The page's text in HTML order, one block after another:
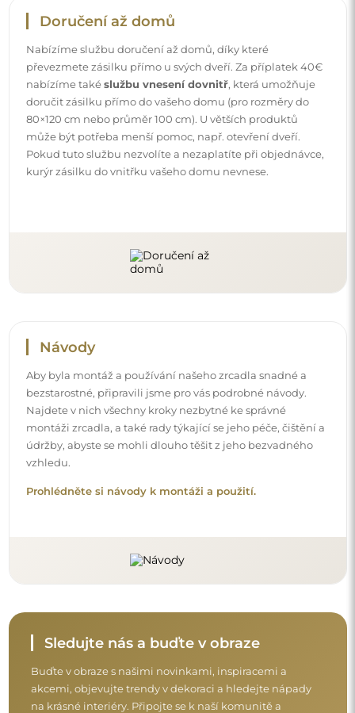
Doručení až domů
Nabízíme službu doručení až domů, díky které
převezmete zásilku přímo u svých dveří. Za příplatek 40€
nabízíme takéslužbu vnesení dovnitř, která umožňuje
doručit zásilku přímo do vašeho domu (pro rozměry do
80×120 cm nebo průměr 100 cm). U větších produktů
může být potřeba menší pomoc, např. otevření dveří.
Pokud tuto službu nezvolíte a nezaplatíte při objednávce,
kurýr zásilku do vnitřku vašeho domu nevnese.
Návody
Aby byla montáž a používání našeho zrcadla snadné a
bezstarostné, připravili jsme pro vás podrobné návody.
Najdete v nich všechny kroky nezbytné ke správné
montáži zrcadla, a také rady týkající se jeho péče, čištění a
údržby, abyste se mohli dlouho těšit z jeho bezvadného
vzhledu.
Prohlédněte si návody k montáži a použití.
Sledujte nás a buďte v obraze
Buďte v obraze s našimi novinkami, inspiracemi a
akcemi, objevujte trendy v dekoraci a hledejte nápady
na krásné interiéry. Připojte se k naší komunitě a